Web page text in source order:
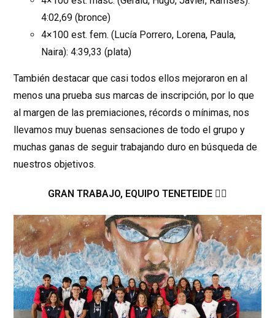
4:02,69 (bronce)
4×100 est. fem. (Lucía Porrero, Lorena, Paula,
Naira): 4:39,33 (plata)
También destacar que casi todos ellos mejoraron en al
menos una prueba sus marcas de inscripción, por lo que
al margen de las premiaciones, récords o mínimas, nos
llevamos muy buenas sensaciones de todo el grupo y
muchas ganas de seguir trabajando duro en búsqueda de
nuestros objetivos.
GRAN TRABAJO, EQUIPO TENETEIDE 🏊‍💪